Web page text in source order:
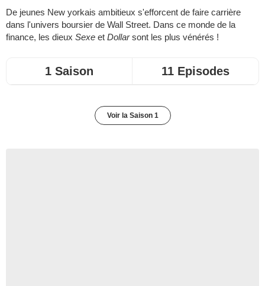
De jeunes New yorkais ambitieux s'efforcent de faire carrière
dans l'univers boursier de Wall Street. Dans ce monde de la
finance, les dieux Sexe et Dollarsont les plus vénérés !
1 Saison 11 Episodes
Voir la Saison 1